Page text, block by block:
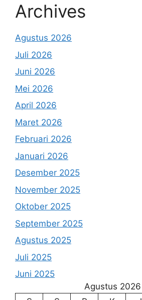
Archives
Agustus 2026
Juli 2026
Juni 2026
Mei 2026
April 2026
Maret 2026
Februari 2026
Januari 2026
Desember 2025
November 2025
Oktober 2025
September 2025
Agustus 2025
Juli 2025
Juni 2025
Agustus 2026